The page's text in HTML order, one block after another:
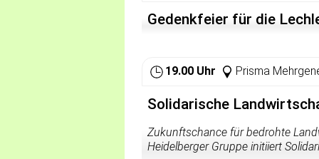
Gedenkfeier für die
19.00 Uhr Prisma
Solidarische
Zukunftschance für bedrohte
Heidelberger Gruppe initiiert